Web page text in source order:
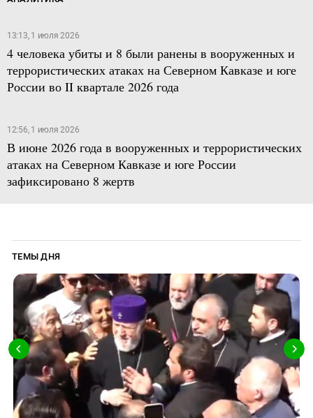
13:13, 1 июля 2026
4 человека убиты и 8 были ранены в вооруженных и
террористических атаках на Северном Кавказе и юге
России во II квартале 2026 года
12:56, 1 июля 2026
В июне 2026 года в вооруженных и террористических
атаках на Северном Кавказе и юге России
зафиксировано 8 жертв
ТЕМЫ ДНЯ